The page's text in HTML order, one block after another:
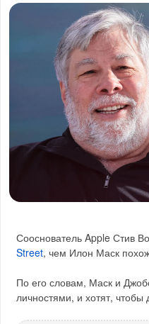
Сооснователь Apple Стив
Street, чем Илон Маск
По его словам, Маск и
личностями, и хотят,